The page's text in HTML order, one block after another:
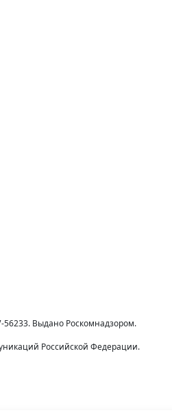
Выдано Роскомнадзором.
Российской Федерации.